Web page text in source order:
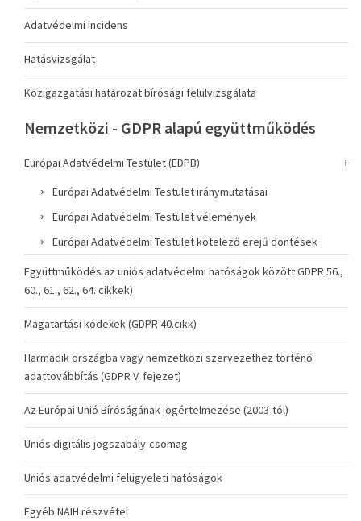
Adatvédelmi incidens
Hatásvizsgálat
Közigazgatási határozat bírósági felülvizsgálata
Nemzetközi - GDPR alapú együttműködés
Európai Adatvédelmi Testület (EDPB)
Európai Adatvédelmi Testület iránymutatásai
Európai Adatvédelmi Testület vélemények
Európai Adatvédelmi Testület kötelező erejű döntések
Együttműködés az uniós adatvédelmi hatóságok között GDPR 56.,
60., 61., 62., 64. cikkek)
Magatartási kódexek (GDPR 40.cikk)
Harmadik országba vagy nemzetközi szervezethez történő
adattovábbítás (GDPR V. fejezet)
Az Európai Unió Bíróságának jogértelmezése (2003-tól)
Uniós digitális jogszabály-csomag
Uniós adatvédelmi felügyeleti hatóságok
Egyéb NAIH részvétel